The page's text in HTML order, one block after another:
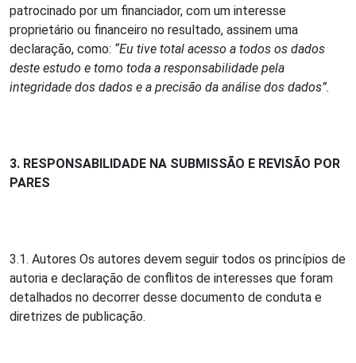
patrocinado por um financiador, com um interesse
proprietário ou financeiro no resultado, assinem uma
declaração, como: “Eu tive total acesso a todos os dados
deste estudo e tomo toda a responsabilidade pela
integridade dos dados e a precisão da análise dos dados”.
3. RESPONSABILIDADE NA SUBMISSÃO E REVISÃO POR
PARES
3.1. Autores Os autores devem seguir todos os princípios de
autoria e declaração de conflitos de interesses que foram
detalhados no decorrer desse documento de conduta e
diretrizes de publicação.